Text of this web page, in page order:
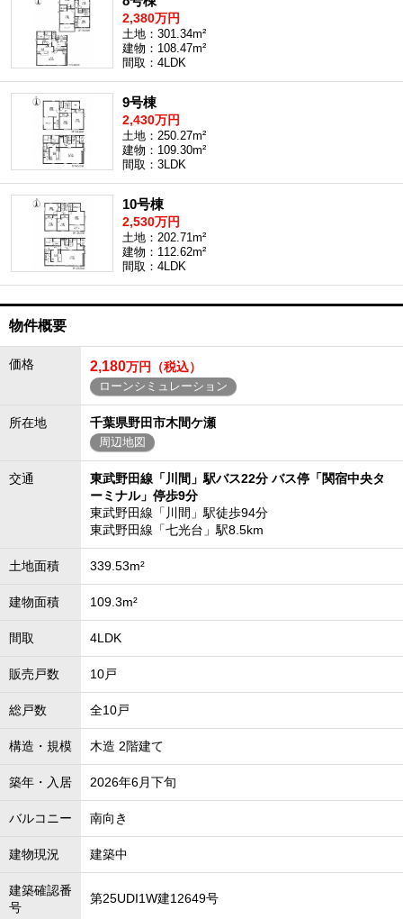
2,380万円
土地：301.34m²
建物：108.47m²
間取：4LDK
9号棟
2,430万円
土地：250.27m²
建物：109.30m²
間取：3LDK
10号棟
2,530万円
土地：202.71m²
建物：112.62m²
間取：4LDK
物件概要
価格 2,180万円（税込）
ローンシミュレーション
所在地 千葉県野田市木間ケ瀬
周辺地図
交通
東武野田線「川間」駅バス22分 バス停「関宿中央タ
ーミナル」停歩9分
東武野田線「川間」駅徒歩94分
東武野田線「七光台」駅8.5km
土地面積 339.53m²
建物面積 109.3m²
間取 4LDK
販売戸数 10戸
総戸数 全10戸
構造・規模 木造 2階建て
築年・入居 2026年6月下旬
バルコニー 南向き
建物現況 建築中
建築確認番
号
第25UDI1W建12649号